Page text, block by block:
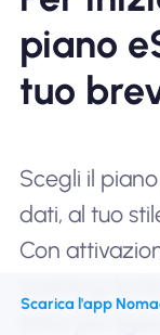
piano
tuo
Scegli il
dati, al tuo
Con
brevi più
Scarica l'app